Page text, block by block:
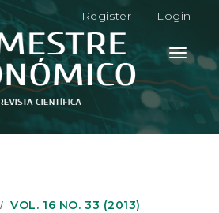
Register Login
Toggle
VOL. 16 NO. 33 (2013)